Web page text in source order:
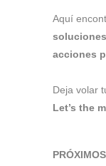
Aquí
acciones
Deja volar
Let’s the